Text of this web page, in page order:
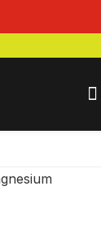
text_home